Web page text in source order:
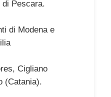
di Pescara.
di Modena e
Cigliano
(Catania).